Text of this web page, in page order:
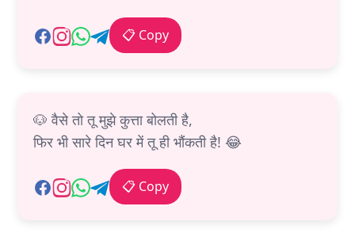
📋 Copy
🐶 वैसे तो तू मुझे कुत्ता बोलती है,
फिर भी सारे दिन घर में तू ही भौंकती है! 😂
📋 Copy